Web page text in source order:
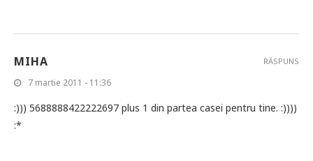
MIHA
7 martie 2011 - 11:36
:))) 5688888422222697 plus 1 din partea casei pentru tine. :))))
:*
RĂSPUNS